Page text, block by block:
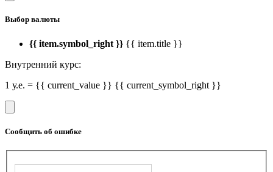
Выбор валюты
{{ item.symbol_right }} {{ item.title }}
Внутренний курс:
1 у.е. = {{ current_value }} {{ current_symbol_right }}
Сообщить об ошибке